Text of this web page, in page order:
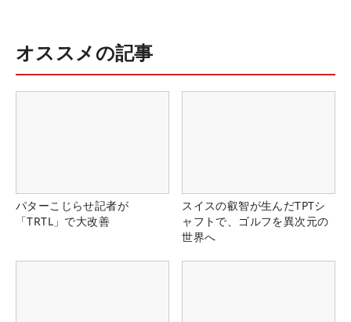
オススメの記事
パターこじらせ記者が
「TRTL」で大改善
スイスの叡智が生んだTPTシ
ャフトで、ゴルフを異次元の
世界へ